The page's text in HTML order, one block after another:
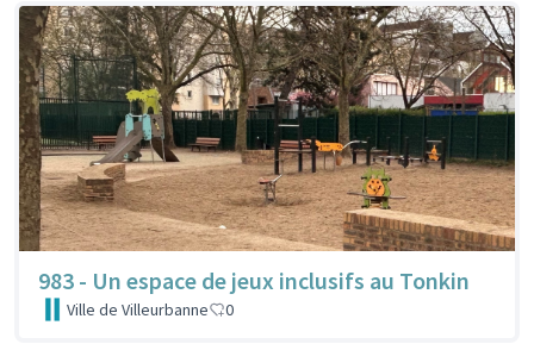
983 - Un espace de jeux inclusifs au Tonkin
Ville de Villeurbanne 0